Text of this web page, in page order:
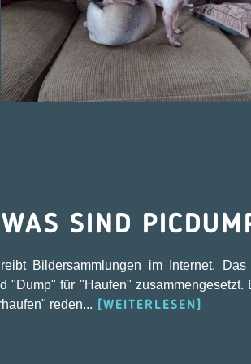
WAS SIND
Bildersammlungen im Internet.
"Dump" für "Haufen"
reden...
[WEITERLESEN]